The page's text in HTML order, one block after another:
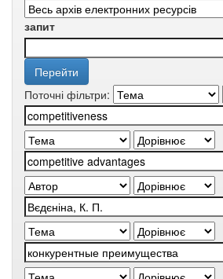
запит
Поточні фільтри: